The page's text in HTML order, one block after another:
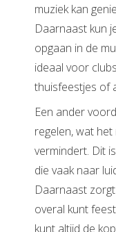
muziek kan
Daarnaast kun
opgaan in de
ideaal voor
thuisfeestjes of
Een ander
regelen, wat
vermindert. Dit
die vaak naar
Daarnaast
overal kunt
kunt altijd de